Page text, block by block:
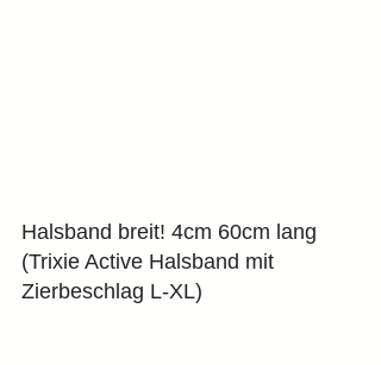
Halsband breit! 4cm 60cm lang
(Trixie Active Halsband mit
Zierbeschlag L-XL)